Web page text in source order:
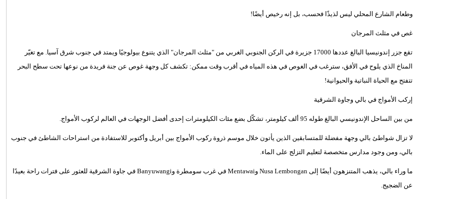
وطعام الشارع المحلي ليس لذيذًا فحسب، بل إنه رخيص أيضًا!
غص في مثلث المرجان
تقع جزر إندونيسيا البالغ عددها 17000 جزيرة في الركن الجنوبي الغربي من "مثلث المرجان" الذي يتنوع بيولوجيًا ويمتد في جنوب شرق آسيا. مع تغيّر
المناخ الذي يلوح في الأفق، سترغب في الغوص في هذه المياه في أقرب وقت ممكن: تكشف كل وجهة غوص عن جنة فريدة من نوعها تحت سطح البحر
تتفتح مع الحياة النباتية والحيوانية!
إركب الأمواج في بالي وجاوة الشرقية
من بين الساحل الإندونيسي البالغ طوله 95 ألف كيلومتر، تشكّل بضع مئات الكيلومترات إحدى أفضل الوجهات في العالم لركوب الأمواج.
لا تزال شواطئ بالي وجهة مفضلة للمتسابقين الذين يأتون خلال موسم ذروة ركوب الأمواج بين أبريل وأكتوبر للاستفادة من استراحات الشاطئ في جنوب
بالي، ومن وجود مدارس متخصصة لتعليم التزلج على الماء.
ما وراء بالي، يذهب المتنزهون أيضًا إلى Nusa Lembongan وMentawai في غرب سومطرة وBanyuwangi في جاوة الشرقية للعثور على فترات راحة بعيدًا
عن الضجيج.